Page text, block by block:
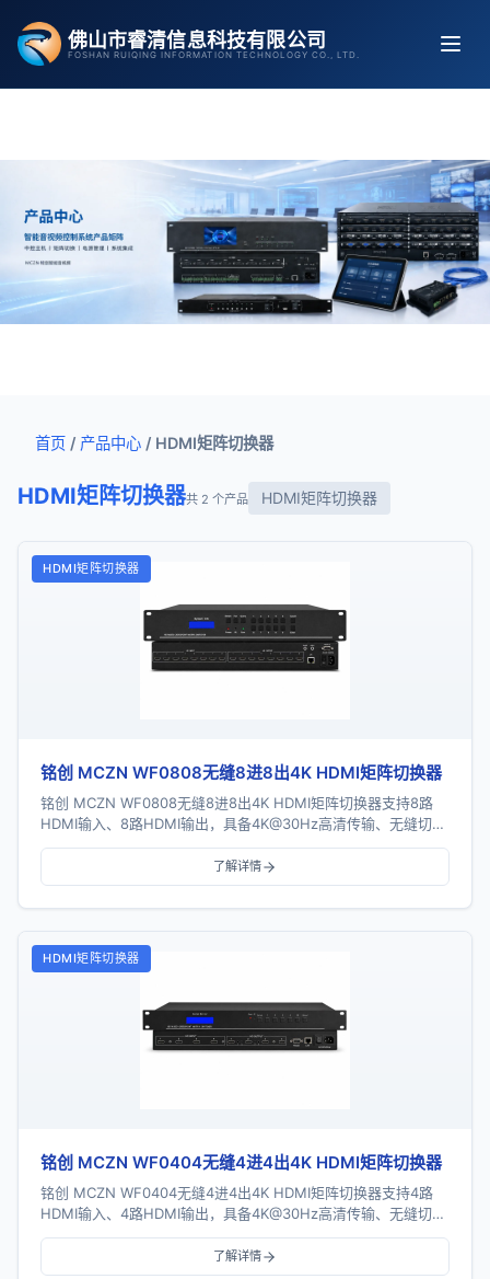
容
佛山市睿清信息科技有限公司
FOSHAN RUIQING INFORMATION TECHNOLOGY CO., LTD.
首页 / 产品中心 / HDMI矩阵切换器
HDMI矩阵切换器共 2 个产品 HDMI矩阵切换器
HDMI矩阵切换器
铭创 MCZN WF0808无缝8进8出4K HDMI矩阵切换器
铭创 MCZN WF0808无缝8进8出4K HDMI矩阵切换器支持8路
HDMI输入、8路HDMI输出，具备4K@30Hz高清传输、无缝切
换、电视拼接、音频解嵌...
了解详情
HDMI矩阵切换器
铭创 MCZN WF0404无缝4进4出4K HDMI矩阵切换器
铭创 MCZN WF0404无缝4进4出4K HDMI矩阵切换器支持4路
HDMI输入、4路HDMI输出，具备4K@30Hz高清传输、无缝切
换、电视拼接、画面分割...
了解详情